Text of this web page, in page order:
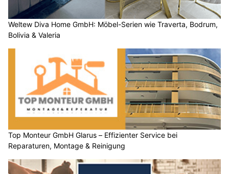
Weltew Diva Home GmbH: Möbel-Serien wie Traverta, Bodrum,
Bolivia & Valeria
Top Monteur GmbH Glarus – Effizienter Service bei
Reparaturen, Montage & Reinigung